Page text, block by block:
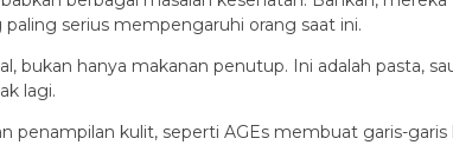
serius mempengaruhi orang saat ini.
bukan hanya makanan penutup. Ini adalah pasta,
lagi.
penampilan kulit, seperti AGEs membuat garis-